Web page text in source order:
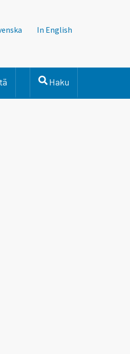
In English
Haku